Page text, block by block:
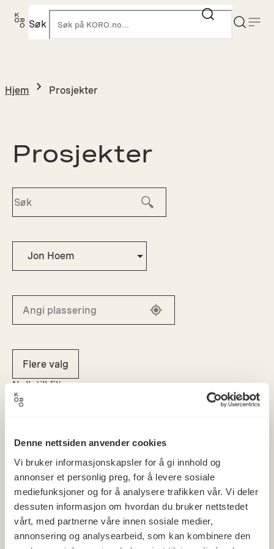
Denne nettsiden anvender cookies
Vi bruker informasjonskapsler for å gi innhold og
annonser et personlig preg, for å levere sosiale
mediefunksjoner og for å analysere trafikken vår. Vi deler
dessuten informasjon om hvordan du bruker nettstedet
vårt, med partnerne våre innen sosiale medier,
annonsering og analysearbeid, som kan kombinere den
Hopp
Søk
Hjem Prosjekter
Prosjekter
Jon Hoem
Flere valg
Nullstill filtere